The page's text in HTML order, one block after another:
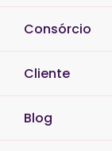
Consórcio
Cliente
Blog